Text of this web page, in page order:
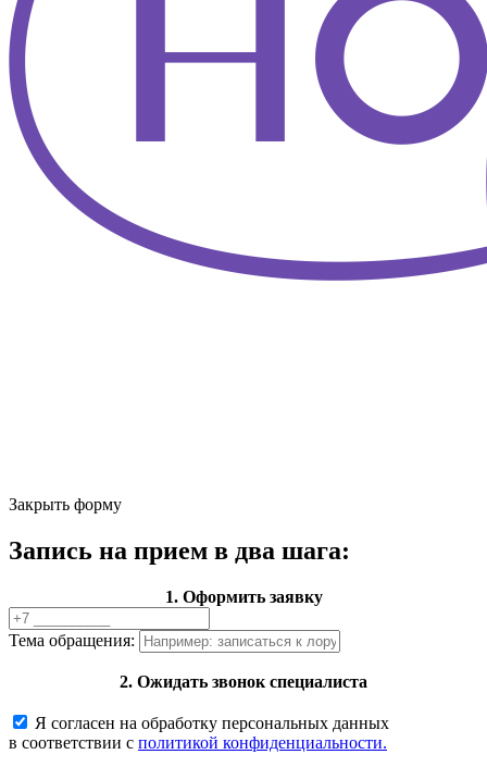
Закрыть форму
Запись на прием в два шага:
1. Оформить заявку
Тема обращения:
2. Ожидать звонок специалиста
Я согласен на обработку персональных данных
в соответствии с политикой конфиденциальности.